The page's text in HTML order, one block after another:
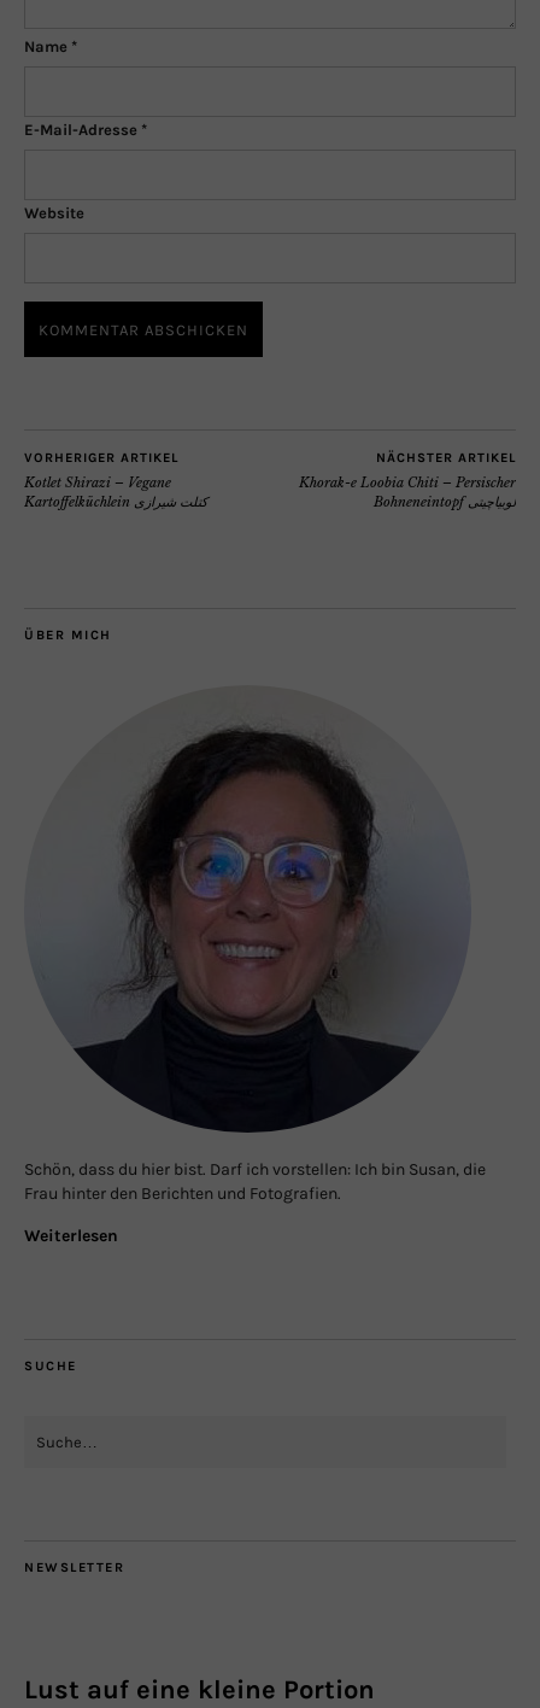
Name *
E-Mail-Adresse *
Website
VORHERIGER ARTIKEL
Kotlet Shirazi – Vegane
Kartoffelküchlein کتلت شیرازی
NÄCHSTER ARTIKEL
Khorak-e Loobia Chiti – Persischer
Bohneneintopf لوبیاچیتی
ÜBER MICH
Schön, dass du hier bist. Darf ich vorstellen: Ich bin Susan, die
Frau hinter den Berichten und Fotografien.
Weiterlesen
SUCHE
NEWSLETTER
Lust auf eine kleine Portion